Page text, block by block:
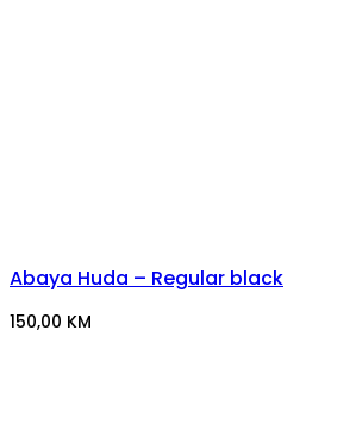
Abaya Huda – Regular black
150,00 KM